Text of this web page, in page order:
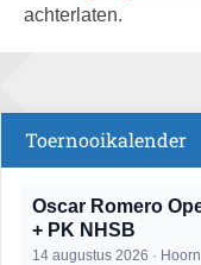
achterlaten.
Toernooikalender
Oscar Romero
+ PK NHSB
14 augustus 2026 · Hoorn